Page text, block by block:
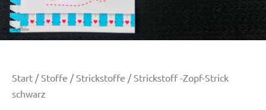
Start / Stoffe / Strickstoffe / Strickstoff -Zopf-Strick
schwarz